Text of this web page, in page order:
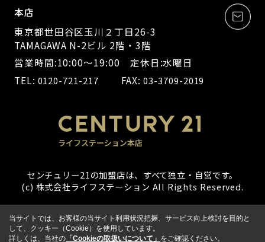
本店
東京都世田谷区玉川２丁目26-3
TAMAGAWA N-2ビル 2階・3階
営業時間:10:00～19:00 定休日:水曜日
TEL: 0120-721-217 FAX:03-3709-2019
センチュリー21の加盟店は、すべて独立・自営です。
(c) 株式会社ライフステーション All Rights Reserved.
当サイトでは、お客様の当サイト利用状況把握、サービス向上検討を目的と
して、クッキー（Cookie）を使用しています。
詳しくは、当社の 「Cookieの取扱いについて」 をご確認ください。